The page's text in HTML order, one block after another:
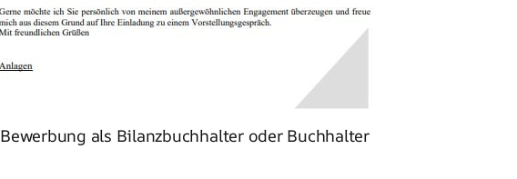
Bewerbung als Bilanzbuchhalter oder Buchhalter